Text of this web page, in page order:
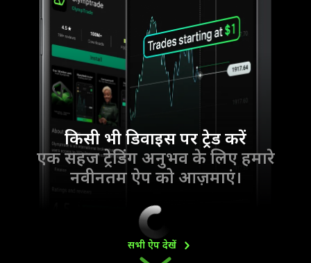
किसी भी डिवाइस पर ट्रेड करें
एक सहज ट्रेडिंग अनुभव के लिए हमारे
नवीनतम ऐप को आज़माएं।
सभी ऐप देखें